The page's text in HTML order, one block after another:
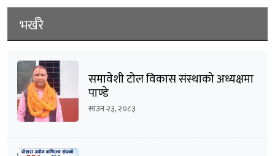
भर्खरै
समावेशी टोल विकास संस्थाको अध्यक्षमा
पाण्डे
साउन २३, २०८३